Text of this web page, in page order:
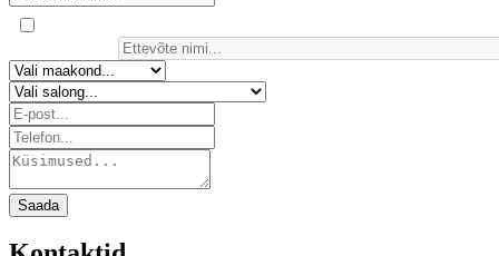
Saada